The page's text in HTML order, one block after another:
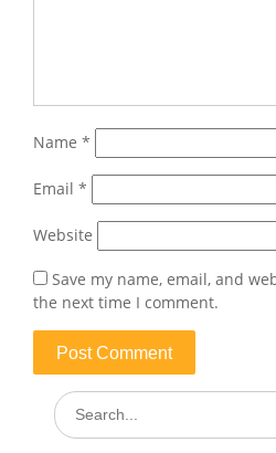
Name *
Email *
Website
Save my name, email, and
the next time I comment.